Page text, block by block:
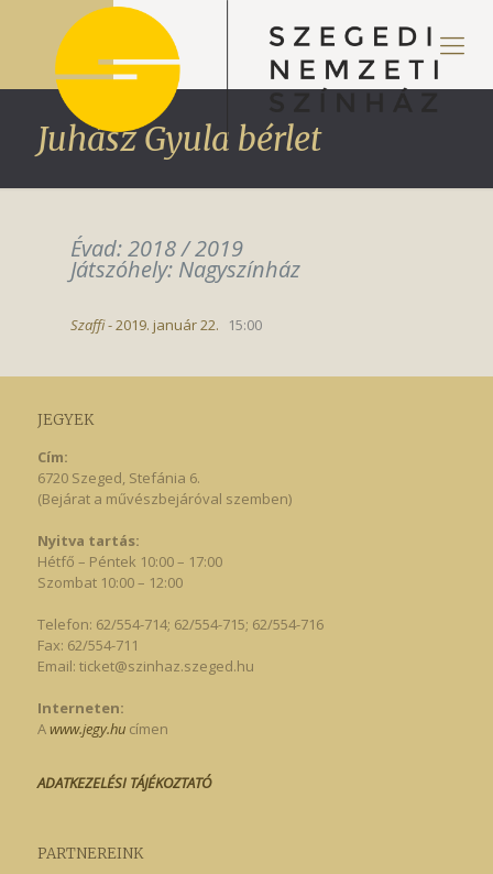
Juhász Gyula bérlet
Évad: 2018 / 2019
Játszóhely: Nagyszínház
Szaffi- 2019. január 22. 15:00
JEGYEK
Cím:
6720 Szeged, Stefánia 6.
(Bejárat a művészbejáróval szemben)
Nyitva tartás:
Hétfő – Péntek 10:00 – 17:00
Szombat 10:00 – 12:00
Telefon: 62/554-714; 62/554-715; 62/554-716
Fax: 62/554-711
Email: ticket@szinhaz.szeged.hu
Interneten:
Awww.jegy.hucímen
ADATKEZELÉSI TÁJÉKOZTATÓ
PARTNEREINK